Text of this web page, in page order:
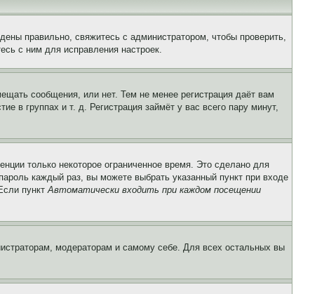
правильно, свяжитесь с администратором, чтобы проверить,
с ним для исправления настроек.
сообщения, или нет. Тем не менее регистрация даёт вам
в группах и т. д. Регистрация займёт у вас всего пару минут,
только некоторое ограниченное время. Это сделано для
каждый раз, вы можете выбрать указанный пункт при входе
пунктАвтоматически входить при каждом посещении
модераторам и самому себе. Для всех остальных вы